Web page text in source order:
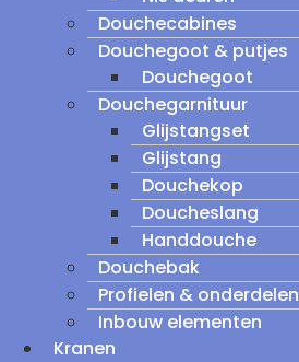
Douchecabines
Douchegoot & putjes
Douchegoot
Douchegarnituur
Glijstangset
Glijstang
Douchekop
Doucheslang
Handdouche
Douchebak
Profielen & onderdelen
Inbouw elementen
Kranen